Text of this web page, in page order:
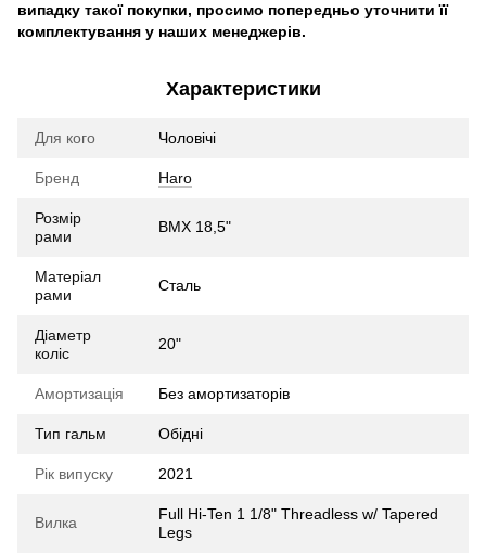
випадку такої покупки, просимо попередньо уточнити її
комплектування у наших менеджерів.
Характеристики
Для кого Чоловічі
Бренд Haro
Розмір
рами
BMX 18,5"
Матеріал
рами
Сталь
Діаметр
коліс
20"
Амортизація Без амортизаторів
Тип гальм Обідні
Рік випуску 2021
Вилка
Full Hi-Ten 1 1/8" Threadless w/ Tapered
Legs